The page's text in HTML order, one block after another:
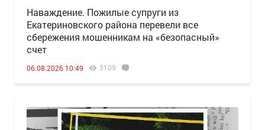
Наваждение. Пожилые супруги из
Екатериновского района перевели все
сбережения мошенникам на «безопасный»
счет
06.08.2026 10:49 3109